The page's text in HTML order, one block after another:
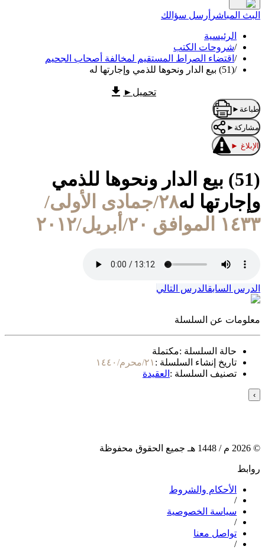
البث المباشر أرسل سؤالك
الرئيسية
/شروحات الكتب
/ اقتضاء الصراط المستقيم لمخالفة أصحاب الجحيم
/(51) بيع الدار ونحوها للذمي وإجارتها له
تحميل ►
طباعة ►
مشاركة ►
الإبلاغ ►
(51) بيع الدار ونحوها للذمي
وإجارتها له
٢٨/جمادى الأولى/
١٤٣٣ الموافق ٢٠/أبريل/٢٠١٢
الدرس السابقالدرس التالي
معلومات عن السلسلة
حالة السلسلة :مكتملة
تاريخ إنشاء السلسلة : ٢١/محرم/١٤٤٠
تصنيف السلسلة : العقيدة
›
©
2026 م / 1448 هـ جميع الحقوق محفوظة
روابط
الأحكام والشروط
/
سياسة الخصوصية
/
تواصل معنا
/